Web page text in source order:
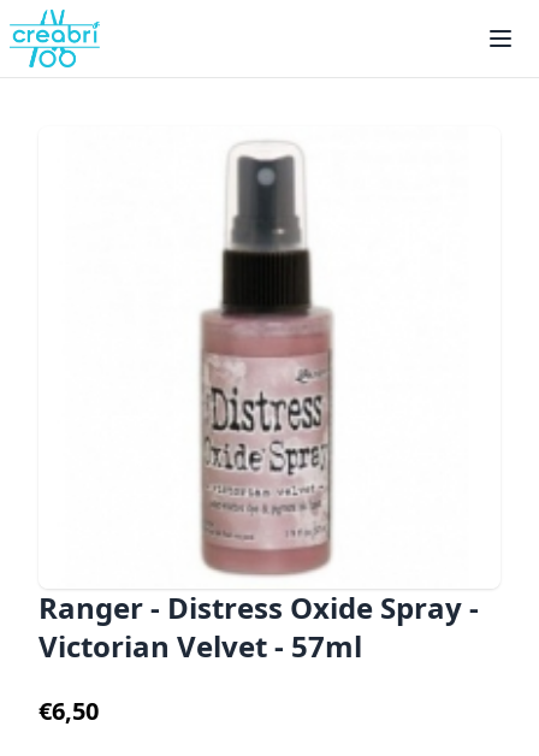
Ranger - Distress Oxide Spray -
Victorian Velvet - 57ml
€6,50